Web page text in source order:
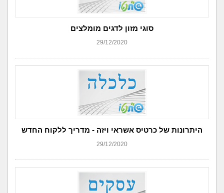
סוגי מזון לדגים מומלצים
29/12/2020
היתרונות של כרטיס אשראי ויזה - מדריך ללקוח החדש
29/12/2020